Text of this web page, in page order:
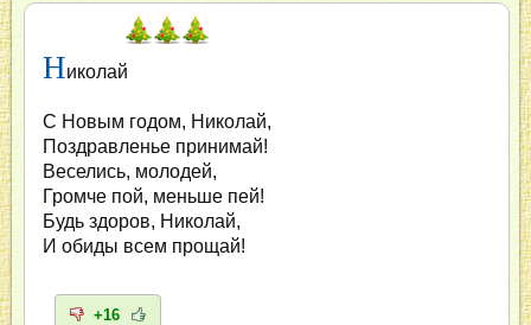
Николай
С Новым годом, Николай,
Поздравленье принимай!
Веселись, молодей,
Громче пой, меньше пей!
Будь здоров, Николай,
И обиды всем прощай!
+16